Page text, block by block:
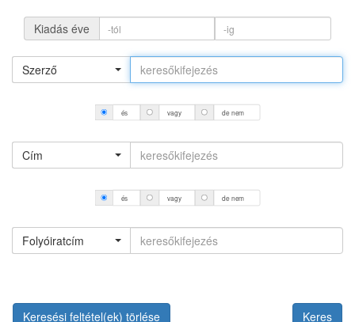
Kiadás éve
Szerző
és vagy de nem
Cím
és vagy de nem
Folyóiratcím
Keresési feltétel(ek) törlése